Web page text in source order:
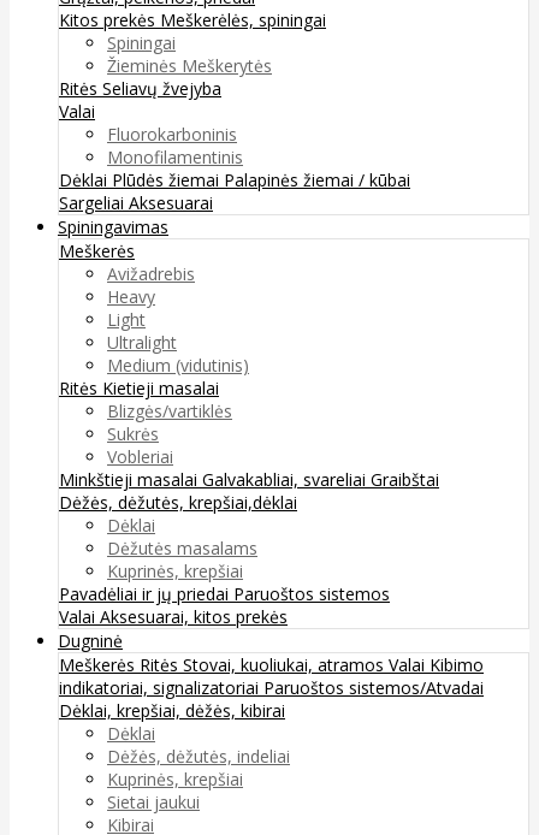
Kitos prekės Meškerėlės, spiningai
Spiningai
Žieminės Meškerytės
Ritės Seliavų žvejyba
Valai
Fluorokarboninis
Monofilamentinis
Dėklai Plūdės žiemai Palapinės žiemai / kūbai
Sargeliai Aksesuarai
Spiningavimas
Meškerės
Avižadrebis
Heavy
Light
Ultralight
Medium (vidutinis)
Ritės Kietieji masalai
Blizgės/vartiklės
Sukrės
Vobleriai
Minkštieji masalai Galvakabliai, svareliai Graibštai
Dėžės, dėžutės, krepšiai,dėklai
Dėklai
Dėžutės masalams
Kuprinės, krepšiai
Pavadėliai ir jų priedai Paruoštos sistemos
Valai Aksesuarai, kitos prekės
Dugninė
Meškerės Ritės Stovai, kuoliukai, atramos Valai Kibimo
indikatoriai, signalizatoriai Paruoštos sistemos/Atvadai
Dėklai, krepšiai, dėžės, kibirai
Dėklai
Dėžės, dėžutės, indeliai
Kuprinės, krepšiai
Sietai jaukui
Kibirai